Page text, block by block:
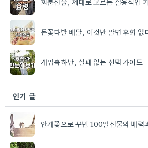
돈꽃다발 배달, 이것만 알면 후회 없
개업축하난, 실패 없는 선택 가이드
인기 글
안개꽃으로 꾸민 100일선물의 매력